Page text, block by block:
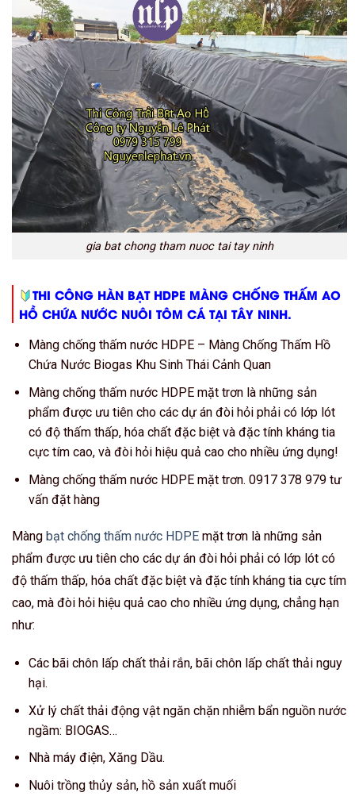
gia bat chong tham nuoc tai tay ninh
THI CÔNG HÀN BẠT HDPE MÀNG CHỐNG THẤM AO
HỒ CHỨA NƯỚC NUÔI TÔM CÁ TẠI TÂY NINH.
Màng chống thấm nước HDPE – Màng Chống Thấm Hồ
Chứa Nước Biogas Khu Sinh Thái Cảnh Quan
Màng chống thấm nước HDPE mặt trơn là những sản
phẩm được ưu tiên cho các dự án đòi hỏi phải có lớp lót
có độ thấm thấp, hóa chất đặc biệt và đặc tính kháng tia
cực tím cao, và đòi hỏi hiệu quả cao cho nhiều ứng dụng!
Màng chống thấm nước HDPE mặt trơn. 0917 378 979 tư
vấn đặt hàng
Màng bạt chống thấm nước HDPE mặt trơn là những sản
phẩm được ưu tiên cho các dự án đòi hỏi phải có lớp lót có
độ thấm thấp, hóa chất đặc biệt và đặc tính kháng tia cực tím
cao, mà đòi hỏi hiệu quả cao cho nhiều ứng dụng, chẳng hạn
như:
Các bãi chôn lấp chất thải rắn, bãi chôn lấp chất thải nguy
hại.
Xử lý chất thải động vật ngăn chặn nhiễm bẩn nguồn nước
ngầm: BIOGAS…
Nhà máy điện, Xăng Dầu.
Nuôi trồng thủy sản, hồ sản xuất muối